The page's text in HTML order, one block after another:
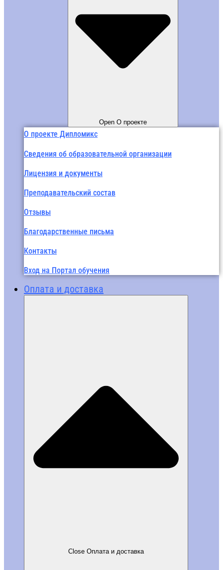
Open О проекте
О проекте Дипломикс
Сведения об образовательной организации
Лицензия и документы
Преподавательский состав
Отзывы
Благодарственные письма
Контакты
Вход на Портал обучения
Оплата и доставка
Close Оплата и доставка